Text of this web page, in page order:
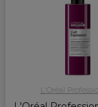
L'Oréal